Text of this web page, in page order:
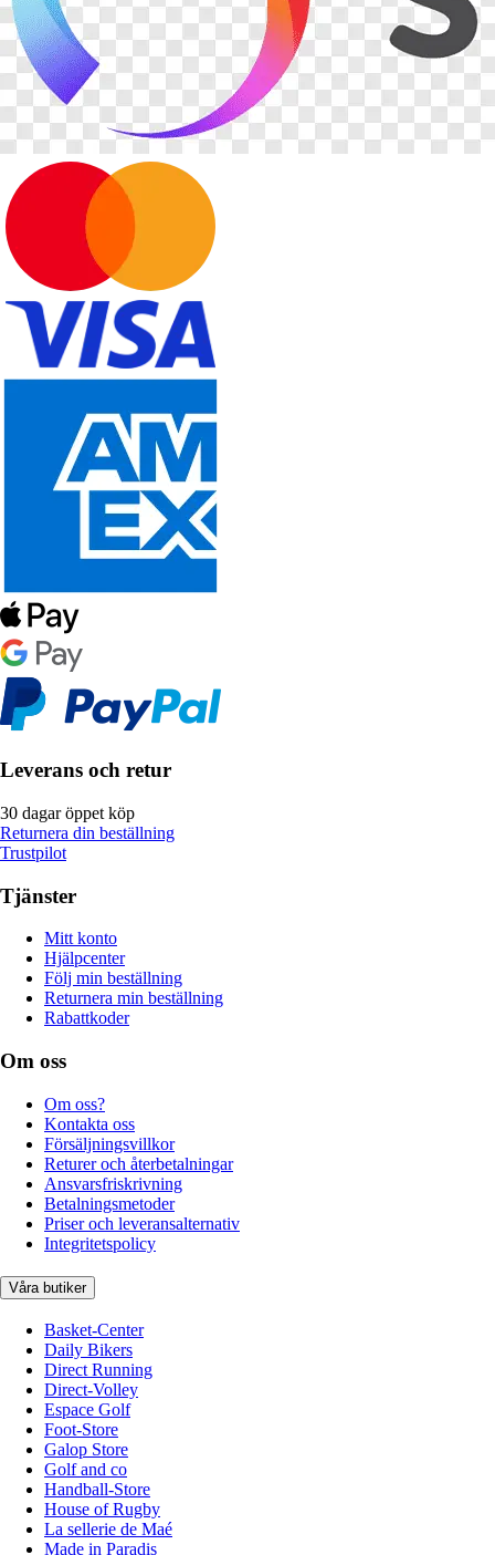
Leverans och retur
30 dagar öppet köp
Returnera din beställning
Trustpilot
Tjänster
Mitt konto
Hjälpcenter
Följ min beställning
Returnera min beställning
Rabattkoder
Om oss
Om oss?
Kontakta oss
Försäljningsvillkor
Returer och återbetalningar
Ansvarsfriskrivning
Betalningsmetoder
Priser och leveransalternativ
Integritetspolicy
Våra butiker
Basket-Center
Daily Bikers
Direct Running
Direct-Volley
Espace Golf
Foot-Store
Galop Store
Golf and co
Handball-Store
House of Rugby
La sellerie de Maé
Made in Paradis